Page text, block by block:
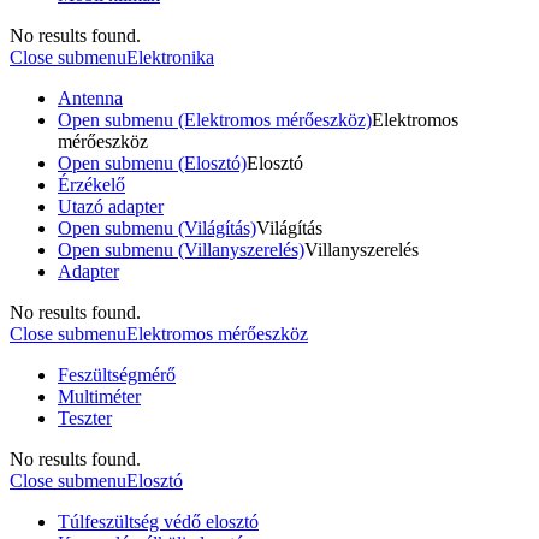
No results found.
Close submenuElektronika
Antenna
Open submenu (Elektromos mérőeszköz)Elektromos
mérőeszköz
Open submenu (Elosztó)Elosztó
Érzékelő
Utazó adapter
Open submenu (Világítás)Világítás
Open submenu (Villanyszerelés)Villanyszerelés
Adapter
No results found.
Close submenuElektromos mérőeszköz
Feszültségmérő
Multiméter
Teszter
No results found.
Close submenuElosztó
Túlfeszültség védő elosztó